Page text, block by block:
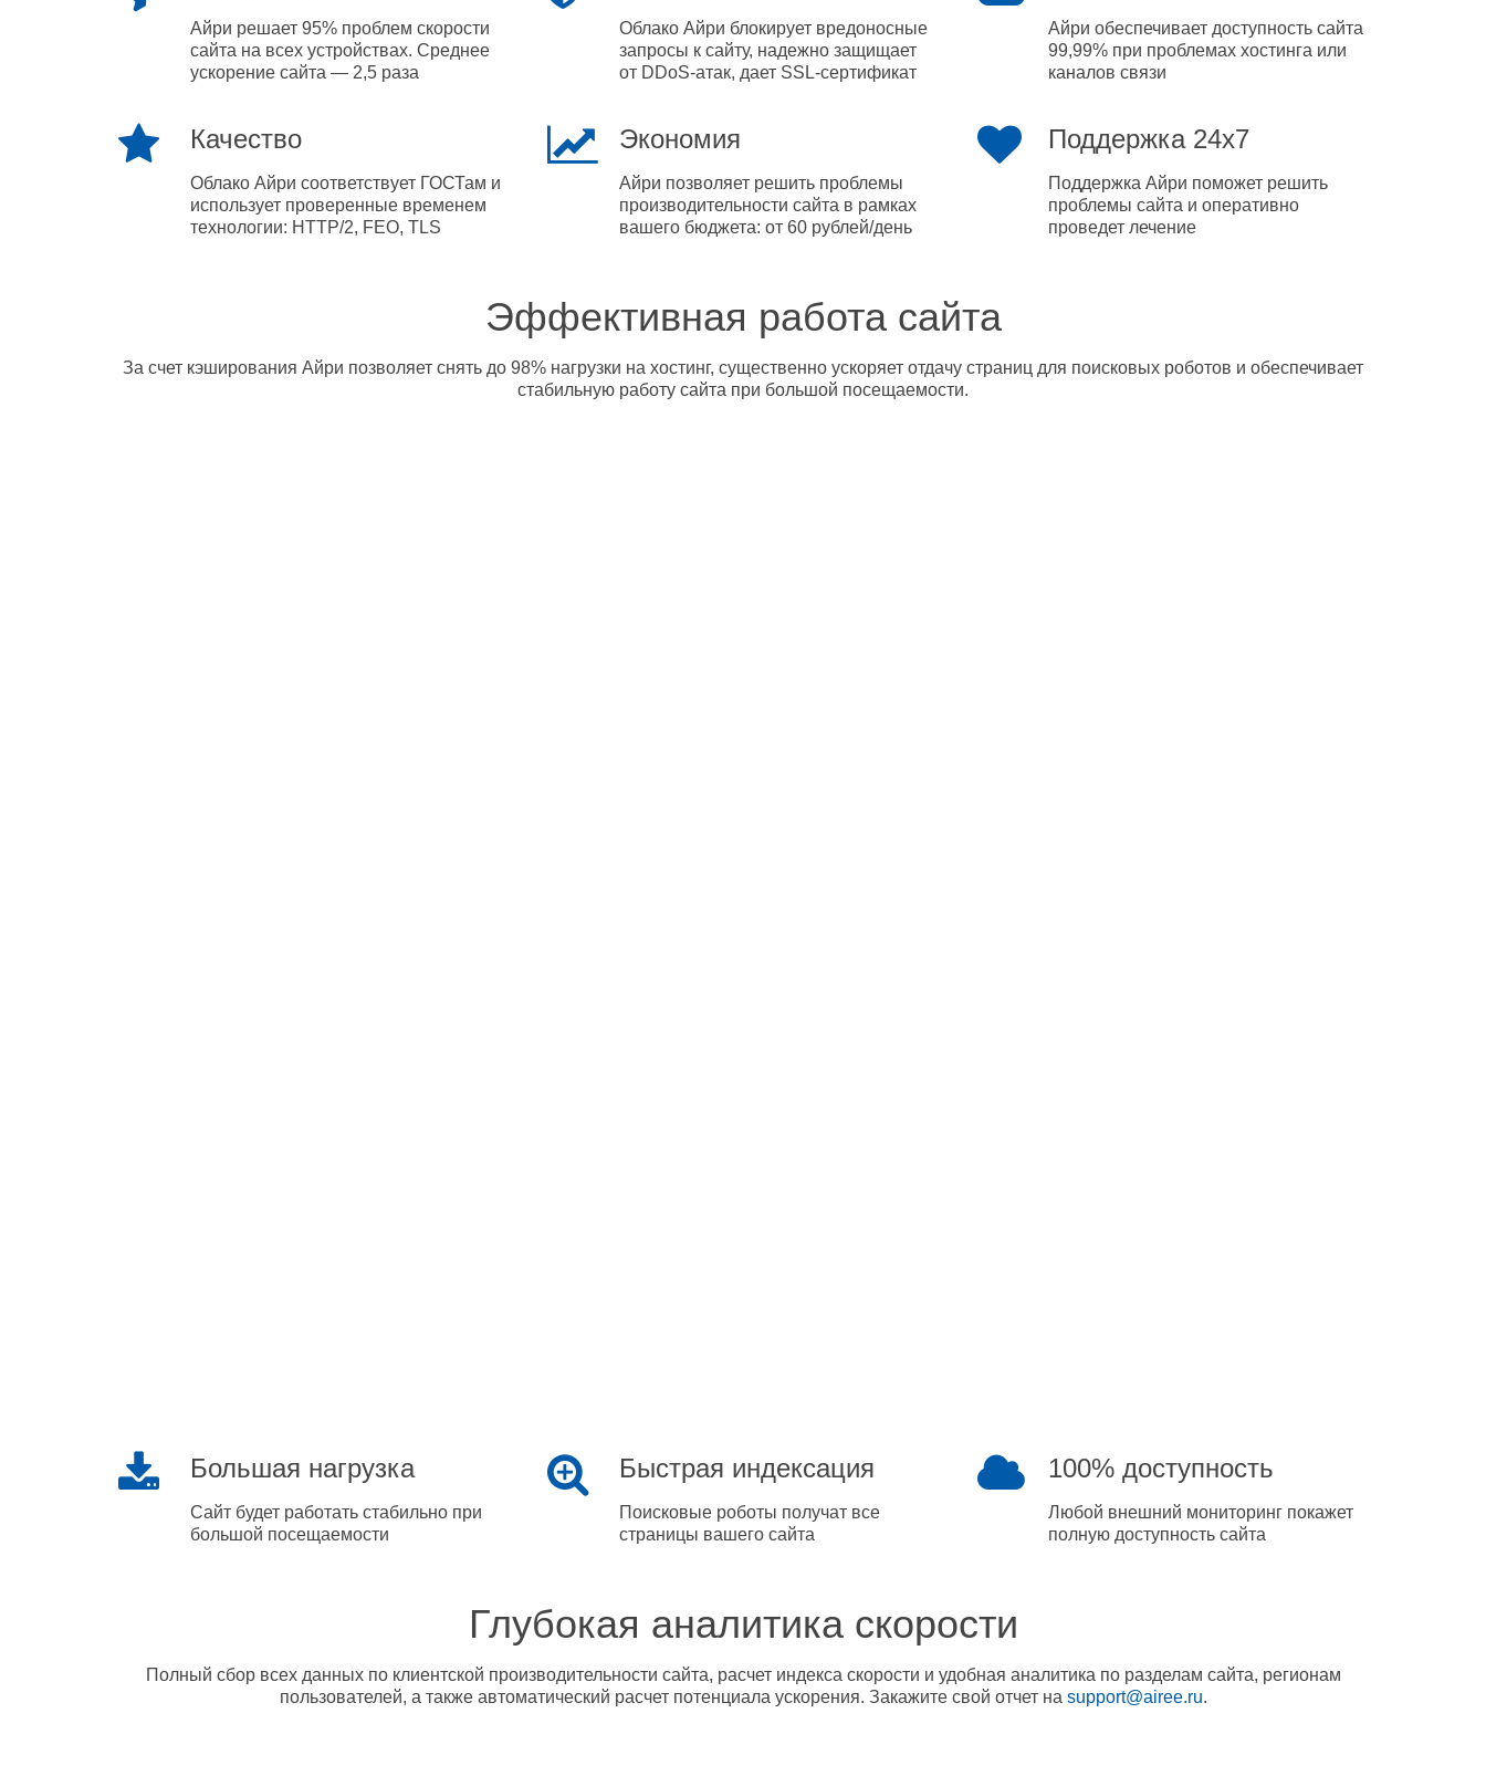
Айри решает 95% проблем скорости
сайта на всех устройствах. Среднее
ускорение сайта — 2,5 раза
Облако Айри блокирует вредоносные
запросы к сайту, надежно защищает
от DDoS-атак, дает SSL-сертификат
Айри обеспечивает доступность сайта
99,99% при проблемах хостинга или
каналов связи
Качество
Облако Айри соответствует ГОСТам и
использует проверенные временем
технологии: HTTP/2, FEO, TLS
Экономия
Айри позволяет решить проблемы
производительности сайта в рамках
вашего бюджета: от 60 рублей/день
Поддержка 24x7
Поддержка Айри поможет решить
проблемы сайта и оперативно
проведет лечение
Эффективная работа сайта
За счет кэширования Айри позволяет снять до 98% нагрузки на хостинг, существенно ускоряет отдачу страниц для поисковых роботов и обеспечивает
стабильную работу сайта при большой посещаемости.
Большая нагрузка
Сайт будет работать стабильно при
большой посещаемости
Быстрая индексация
Поисковые роботы получат все
страницы вашего сайта
100% доступность
Любой внешний мониторинг покажет
полную доступность сайта
Глубокая аналитика скорости
Полный сбор всех данных по клиентской производительности сайта, расчет индекса скорости и удобная аналитика по разделам сайта, регионам
пользователей, а также автоматический расчет потенциала ускорения. Закажите свой отчет на support@airee.ru.